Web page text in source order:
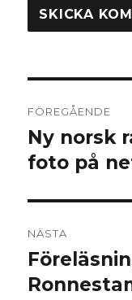
FÖREGÅENDE
Föregående
inlägg:
Ny norsk
foto på
NÄSTA
Nästa
inlägg: